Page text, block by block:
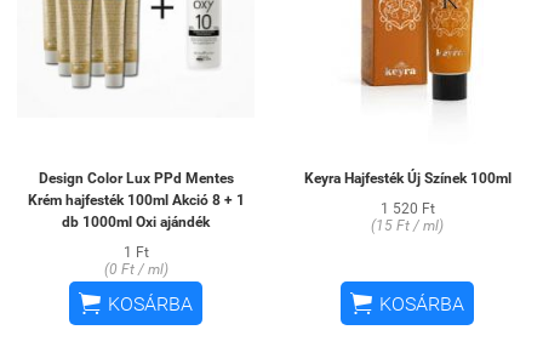
Design Color Lux PPd Mentes
Krém hajfesték 100ml Akció 8 + 1
db 1000ml Oxi ajándék
1 Ft
(0 Ft / ml)
 KOSÁRBA
Keyra Hajfesték Új Színek 100ml
1 520 Ft
(15 Ft / ml)
 KOSÁRBA